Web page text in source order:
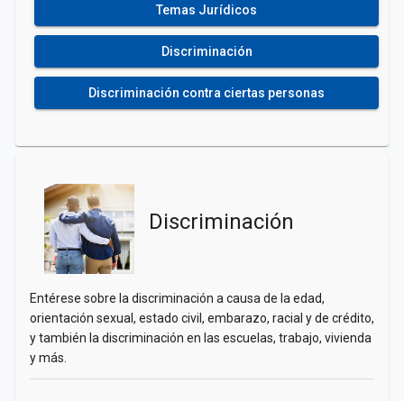
Temas Jurídicos
Discriminación
Discriminación contra ciertas personas
Discriminación
Entérese sobre la discriminación a causa de la edad,
orientación sexual, estado civil, embarazo, racial y de crédito,
y también la discriminación en las escuelas, trabajo, vivienda
y más.